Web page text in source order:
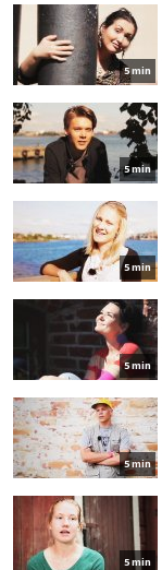
5 min
5 min
5 min
5 min
5 min
5 min